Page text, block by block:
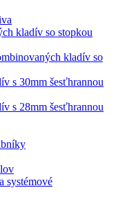
kladív so stopkou
kladív so
s 30mm šesťhrannou
s 28mm šesťhrannou
systémové